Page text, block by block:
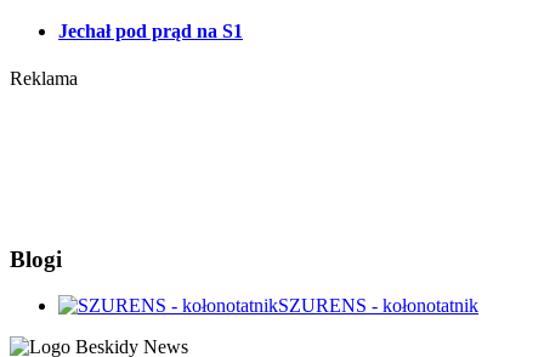
Jechał pod prąd na S1
Reklama
Blogi
SZURENS - kołonotatnik